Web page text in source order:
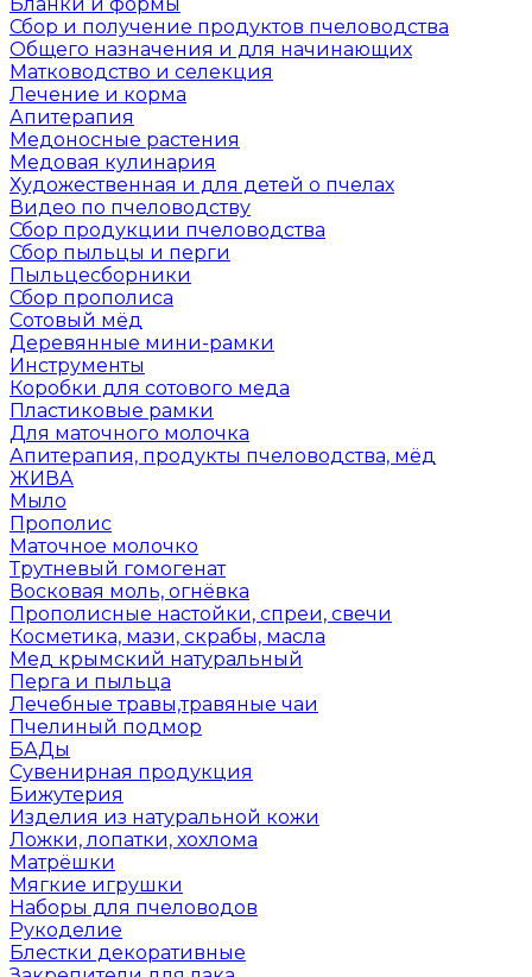
Сбор и получение продуктов пчеловодства
Общего назначения и для начинающих
Матководство и селекция
Лечение и корма
Апитерапия
Медоносные растения
Медовая кулинария
Художественная и для детей о пчелах
Видео по пчеловодству
Сбор продукции пчеловодства
Сбор пыльцы и перги
Пыльцесборники
Сбор прополиса
Сотовый мёд
Деревянные мини-рамки
Инструменты
Коробки для сотового меда
Пластиковые рамки
Для маточного молочка
Апитерапия, продукты пчеловодства, мёд
ЖИВА
Мыло
Прополис
Маточное молочко
Трутневый гомогенат
Восковая моль, огнёвка
Прополисные настойки, спреи, свечи
Косметика, мази, скрабы, масла
Мед крымский натуральный
Перга и пыльца
Лечебные травы,травяные чаи
Пчелиный подмор
БАДы
Сувенирная продукция
Бижутерия
Изделия из натуральной кожи
Ложки, лопатки, хохлома
Матрёшки
Мягкие игрушки
Наборы для пчеловодов
Рукоделие
Блестки декоративные